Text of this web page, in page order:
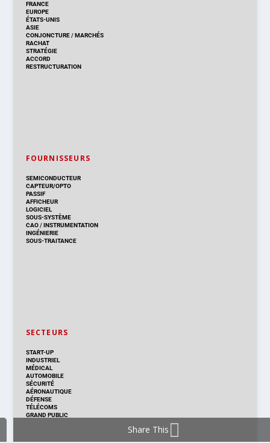
FRANCE
EUROPE
ÉTATS-UNIS
ASIE
CONJONCTURE/MARCHÉS
RACHAT
STRATÉGIE
ACCORD
RESTRUCTURATION
FOURNISSEURS
SEMICONDUCTEUR
CAPTEUR/OPTO
PASSIF
AFFICHEUR
LOGICIEL
SOUS-SYSTÈME
CAO/INSTRUMENTATION
INGÉNIERIE
SOUS-TRAITANCE
SECTEURS
START-UP
INDUSTRIEL
MÉDICAL
AUTOMOBILE
SÉCURITÉ
AÉRONAUTIQUE
DÉFENSE
TÉLÉCOMS
GRAND PUBLIC
Share This